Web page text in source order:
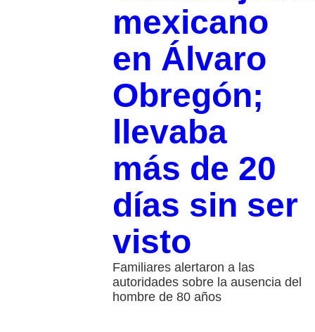
mexicano
en Álvaro
Obregón;
llevaba
más de 20
días sin ser
visto
Familiares alertaron a las
autoridades sobre la ausencia del
hombre de 80 años